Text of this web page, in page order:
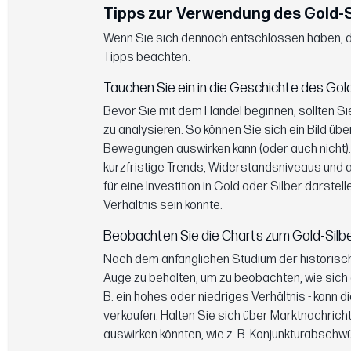
Tipps zur Verwendung des
Wenn Sie sich dennoch entschlossen haben,
Tipps beachten.
Tauchen Sie ein in die Geschichte des
Bevor Sie mit dem Handel beginnen, sollten
zu analysieren. So können Sie sich ein Bild
Bewegungen auswirken kann (oder auch
kurzfristige Trends, Widerstandsniveaus und
für eine Investition in Gold oder Silber
Verhältnis sein könnte.
Beobachten Sie die Charts zum Gold-
Nach dem anfänglichen Studium der
Auge zu behalten, um zu beobachten, wie
B. ein hohes oder niedriges Verhältnis - kann
verkaufen. Halten Sie sich über
auswirken könnten, wie z. B.